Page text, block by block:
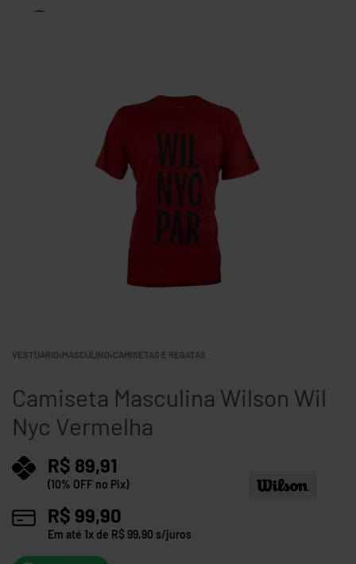
VESTUÁRIO›MASCULINO›CAMISETAS E REGATAS
Camiseta Masculina Wilson Wil
Nyc Vermelha
R$ 89,91
(10% OFF no Pix)
R$ 99,90
Em até 1x de R$ 99,90 s/juros